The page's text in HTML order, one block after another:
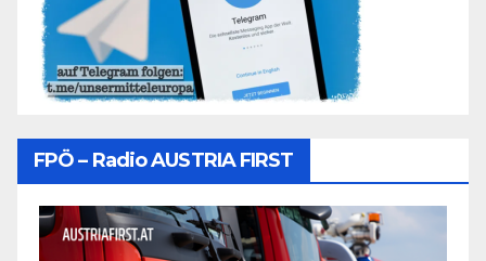
FPÖ – Radio AUSTRIA FIRST